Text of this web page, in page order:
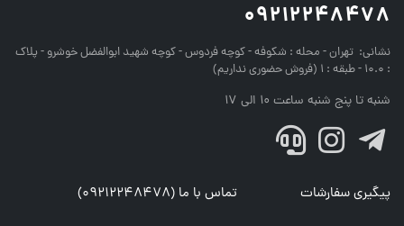
09212248478
نشانی: تهران - محله : شکوفه - کوچه فردوس - کوچه شهید ابوالفضل خوشرو - پلاک
: 10.0 - طبقه : 1 (فروش حضوری نداریم)
شنبه تا پنج شنبه ساعت 10 الی 17
پیگیری سفارشات تماس با ما (09212248478)